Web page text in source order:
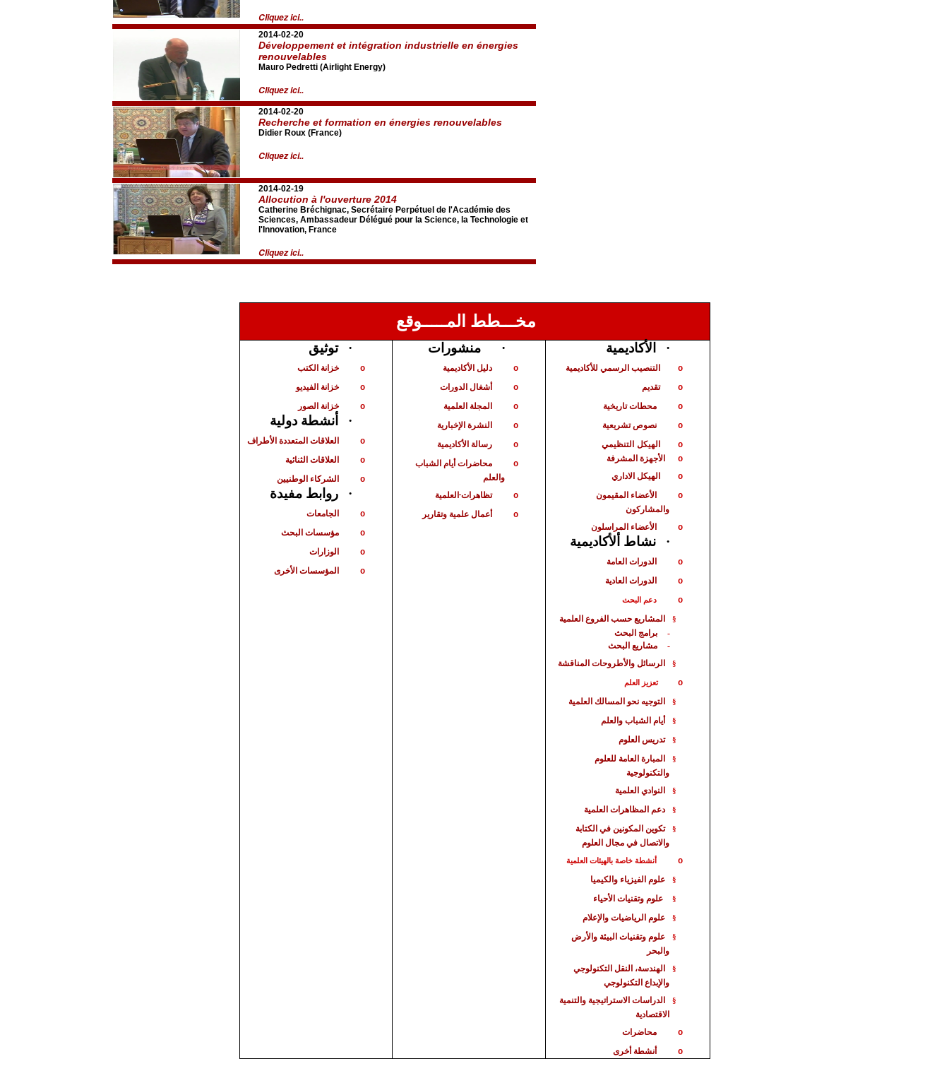
Cliquez ici..
2014-02-20
Développement et intégration industrielle en énergies
renouvelables
Mauro Pedretti (Airlight Energy)
Cliquez ici..
2014-02-20
Recherche et formation en énergies renouvelables
Didier Roux (France)
Cliquez ici..
2014-02-19
Allocution à l'ouverture 2014
Catherine Bréchignac, Secrétaire Perpétuel de l'Académie des
Sciences, Ambassadeur Délégué pour la Science, la Technologie et
l'Innovation, France
Cliquez ici..
مخـــطط المـــــوقع
· توثيق
o خزانة الكتب
o خزانة الفيديو
o خزانة الصور
· أنشطة دولية
o العلاقات المتعددة الأطراف
o العلاقات الثنائية
o الشركاء الوطنيين
· روابط مفيدة
o الجامعات
o مؤسسات البحث
o الوزارات
o المؤسسات الأخرى
· منشورات
o دليل الأكاديمية
o أشغال الدورات
o المجلة العلمية
o النشرة الإخبارية
o رسالة الأكاديمية
o
محاضرات أيام الشباب
والعلم
o تظاهراتالعلمية
o أعمال علمية وتقارير
· الأكاديمية
o التنصيب الرسمي للأكاديمية
o تقديم
o محطات تاريخية
o نصوص تشريعية
o الهيكل التنظيمي
o الأجهزة المشرفة
o الهيكل الاداري
o
الأعضاء المقيمون
والمشاركون
o الأعضاء المراسلون
· نشاط ألأكاديمية
o الدورات العامة
o الدورات العادية
o دعم البحث
§ المشاريع حسب الفروع العلمية
- برامج البحث
- مشاريعالبحث
§ الرسائل والأطروحات المناقشة
o تعزيز العلم
§ التوجيه نحو المسالك العلمية
§ أيام الشباب والعلم
§ تدريس العلوم
§ المبارةالعامة للعلوم
والتكنولوجية
§ النوادي العلمية
§ دعم المظاهرات العلمية
§
تكوين المكونين في الكتابة
والاتصال في مجال العلوم
o أنشطة خاصة بالهيئات العلمية
§ علوم الفيزياء والكيميا
§ علوم وتقنيات الأحياء
§ علوم الرياضيات والإعلام
§
علوم وتقنيات البيئة والأرض
والبحر
§
الهندسة، النقل التكنولوجي
والإبداع التكنولوجي
§ الدراسات الاستراتيجية والتنمية
الاقتصادية
o محاضرات
o أنشطة أخرى